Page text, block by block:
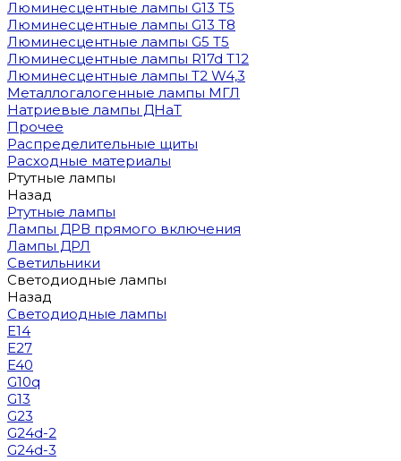
Люминесцентные лампы G13 T5
Люминесцентные лампы G13 T8
Люминесцентные лампы G5 T5
Люминесцентные лампы R17d T12
Люминесцентные лампы T2 W4,3
Металлогалогенные лампы МГЛ
Натриевые лампы ДНаТ
Прочее
Распределительные щиты
Расходные материалы
Ртутные лампы
Назад
Ртутные лампы
Лампы ДРВ прямого включения
Лампы ДРЛ
Светильники
Светодиодные лампы
Назад
Светодиодные лампы
E14
E27
E40
G10q
G13
G23
G24d-2
G24d-3